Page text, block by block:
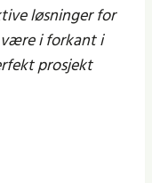
løsninger for
være i forkant i
prosjekt